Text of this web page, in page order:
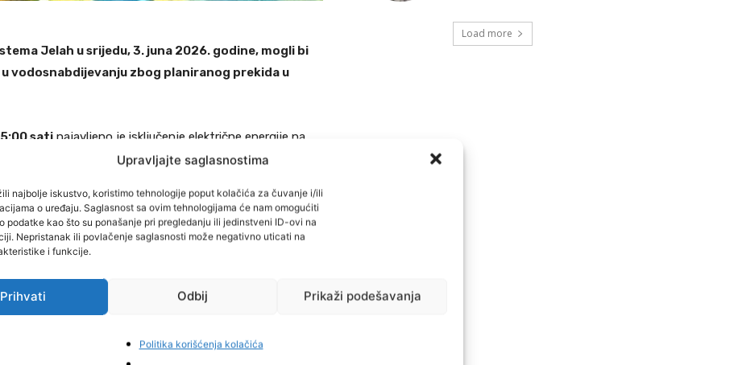
Upravljajte saglasnostima
najbolje iskustvo, koristimo tehnologije poput kolačića za čuvanje i/ili
o uređaju. Saglasnost sa ovim tehnologijama će nam omogućiti
podatke kao što su ponašanje pri pregledanju ili jedinstveni ID-ovi na
Nepristanak ili povlačenje saglasnosti može negativno uticati na
i funkcije.
Prihvati Odbij Prikaži podešavanja
Politika korišćenja kolačića
Jelah u srijedu, 3. juna 2026. godine, mogli bi
vodosnabdijevanju zbog planiranog prekida u
sati najavljeno je isključenje električne energije na
i dopremanja vode sa izvorišta, tokom trajanja
su problemi u redovnom snabdijevanju vodom
očekuje nakon ponovnog uspostavljanja
rada vodovodnog sistema.
tokom trajanja najavljenih radova na elektroenergetskoj
Load more